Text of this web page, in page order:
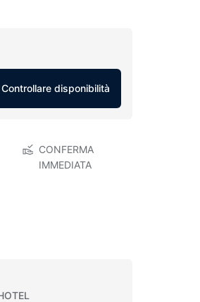
Controllare disponibilità
CONFERMA
IMMEDIATA